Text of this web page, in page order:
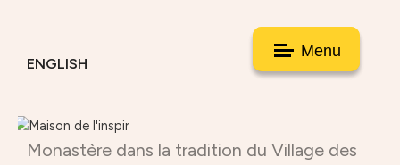
Menu
ENGLISH
Monastère dans la tradition du Village des